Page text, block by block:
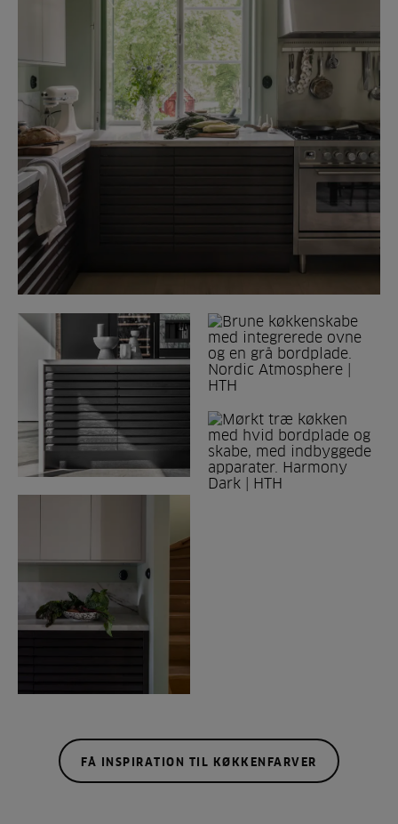
FÅ INSPIRATION TIL KØKKENFARVER